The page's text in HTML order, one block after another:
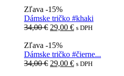
Zľava -15%
Dámske tričko #khaki
34,00€ Pôvodná
bola:
34,00 €.
29,00 €Aktuálna
29,00 €.
s DPH
Zľava -15%
Dámske tričko #čierne...
34,00€ Pôvodná
29,00 €Aktuálna
s DPH